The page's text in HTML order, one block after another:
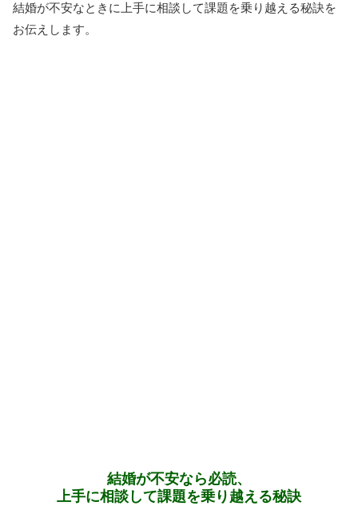
結婚が不安なときに上手に相談して課題を乗り越える秘訣を
お伝えします。
結婚が不安なら必読、
上手に相談して課題を乗り越える秘訣